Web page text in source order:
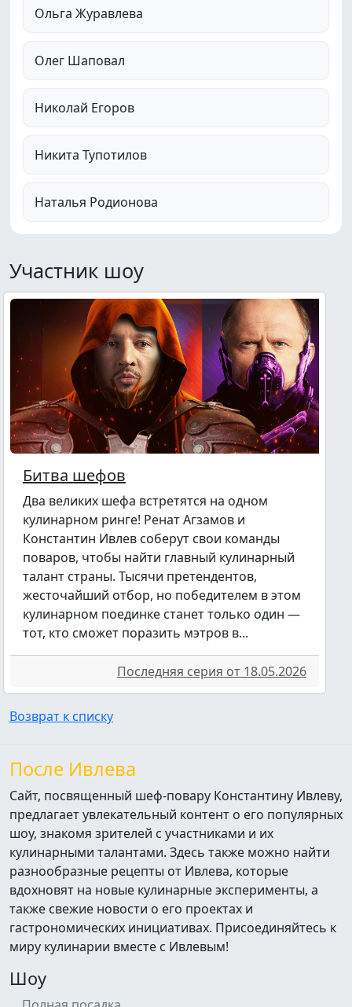
Олег Шаповал
Николай Егоров
Никита Тупотилов
Наталья Родионова
Битва шефов
Два великих шефа встретятся на
одном кулинарном ринге! Ренат
Агзамов и Константин Ивлев соберут
свои команды поваров, чтобы найти
главный кулинарный талант страны.
Тысячи претендентов, жесточайший
отбор, но победителем в этом
кулинарном поединке станет только
один — тот, кто сможет поразить
мэтров в...
Последняя серия от 18.05.2026
Возврат к списку
Сайт, посвященный шеф-повару
Константину Ивлеву, предлагает
увлекательный контент о его популярных
шоу, знакомя зрителей с участниками и их
кулинарными талантами. Здесь также
можно найти разнообразные рецепты от
Ивлева, которые вдохновят на новые
кулинарные эксперименты, а также свежие
новости о его проектах и гастрономических
инициативах. Присоединяйтесь к миру
кулинарии вместе с Ивлевым!
Шоу